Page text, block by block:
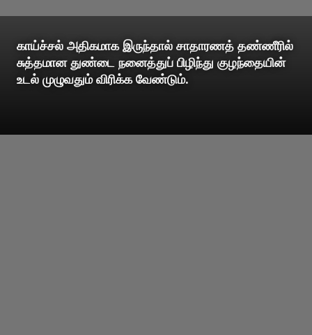
காய்ச்சல் அதிகமாக இருந்தால் சாதாரணத் தண்ணீரில்
சுத்தமான துண்டை நனைத்துப் பிழிந்து குழந்தையின்
உடல் முழுவதும் விரிக்க வேண்டும்.